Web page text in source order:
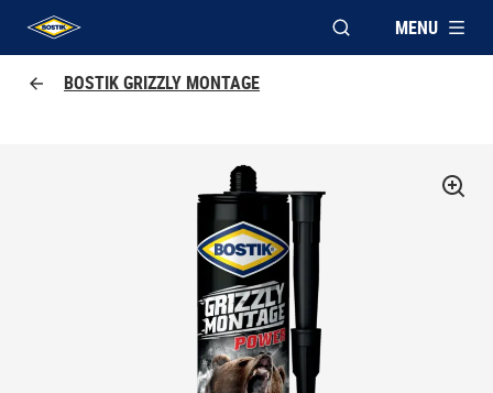
UHU logo
APRI FINESTRA
MENU
BOSTIK GRIZZLY MONTAGE